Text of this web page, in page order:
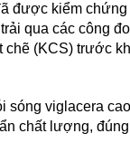
được kiểm
qua các công
chẽ (KCS) trước
sóng viglacera
chất lượng,